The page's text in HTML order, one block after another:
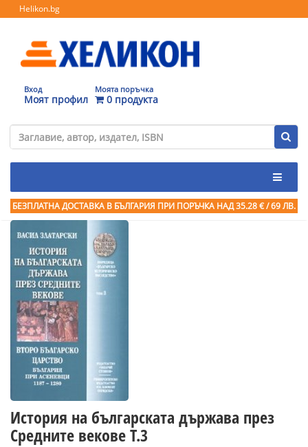
Helikon.bg
Вход
Моят профил
Моята поръчка
0 продукта
БЕЗПЛАТНА ДОСТАВКА В БЪЛГАРИЯ ПРИ ПОРЪЧКА НАД 35.28 € / 69 ЛВ.
История на българската държава през
Средните векове Т.3